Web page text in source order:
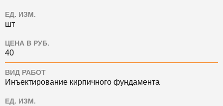
ЕД. ИЗМ.
шт
ЦЕНА В РУБ.
40
ВИД РАБОТ
Инъектирование кирпичного фундамента
ЕД. ИЗМ.